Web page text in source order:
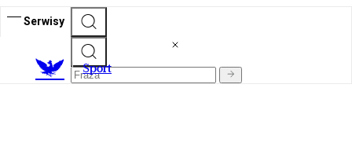
Serwisy
Sport